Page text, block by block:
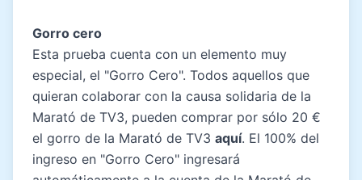
Gorro cero
Esta prueba cuenta con un elemento muy
especial, el "Gorro Cero". Todos aquellos que
quieran colaborar con la causa solidaria de la
Marató de TV3, pueden comprar por sólo 20 €
el gorro de la Marató de TV3 aquí. El 100% del
ingreso en "Gorro Cero" ingresará